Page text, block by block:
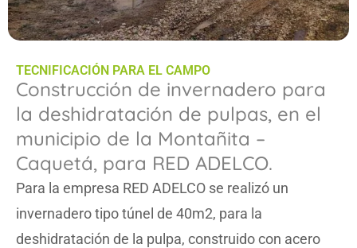
TECNIFICACIÓN PARA EL CAMPO
Construcción de invernadero para
la deshidratación de pulpas, en el
municipio de la Montañita –
Caquetá, para RED ADELCO.
Para la empresa RED ADELCO se realizó un
invernadero tipo túnel de 40m2, para la
deshidratación de la pulpa, construido con acero